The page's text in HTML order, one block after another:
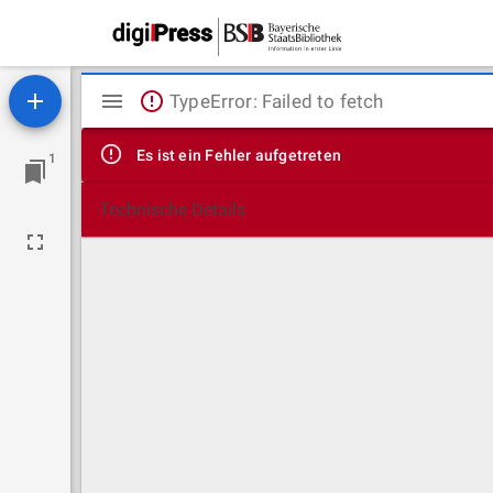
1
Mirador
Viewer
TypeError: Failed to fetch
Es ist ein Fehler aufgetreten
Technische Details